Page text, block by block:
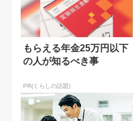
もらえる年金25万円以下
の人が知るべき事
PR(くらしの話題)